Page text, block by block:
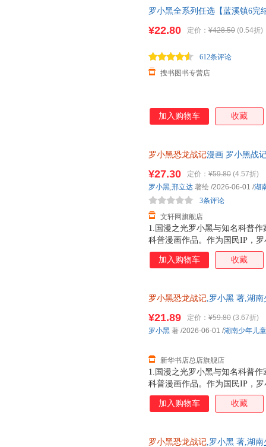
罗小黑全系列任选【蓝溪镇6完
¥22.80 定价： ¥428.50 (0.54折)
搜书图书专营店
612条评论
加入购物车 收藏
罗小黑恐龙战记漫画 罗小黑战
近发货，85%城市次日达，团
1.国漫之光罗小黑与知名科普
科普漫画作品。作为国民IP，
动画于2011年开始播放，B站
3.15亿票房，同名漫画书2015
得主，中国古生物学会科普工
20种恐龙的100+知识，兼具专
进恐龙世界，与这些史前巨兽
¥27.30 定价： ¥59.80 (4.57折)
文轩网旗舰店
3条评论
罗小黑,邢立达 著绘 /2026-06-01 /湖
加入购物车 收藏
罗小黑恐龙战记,罗小黑 著,湖
13284178503
1.国漫之光罗小黑与知名科普
科普漫画作品。作为国民IP，
动画于2011年开始播放，B站
3.15亿票房，同名漫画书2015
¥21.89 定价： ¥59.80 (3.67折)
新华书店总店旗舰店
罗小黑 著 /2026-06-01 /湖南少年儿
加入购物车 收藏
罗小黑恐龙战记,罗小黑 著,湖